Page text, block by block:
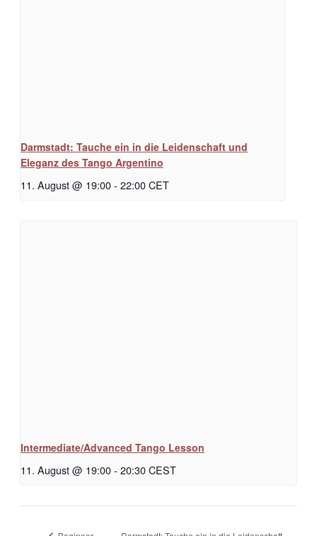
Darmstadt: Tauche ein in die Leidenschaft und
Eleganz des Tango Argentino
11. August @ 19:00- 22:00CET
Intermediate/Advanced Tango Lesson
11. August @ 19:00- 20:30CEST